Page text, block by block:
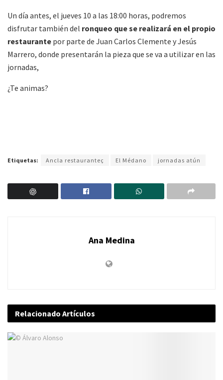
Un día antes, el jueves 10 a las 18:00 horas, podremos
disfrutar también del ronqueo que se realizará en el propio
restaurante por parte de Juan Carlos Clemente y Jesús
Marrero, donde presentarán la pieza que se va a utilizar en las
jornadas,
¿Te animas?
Etiquetas: Ancla restauranteç El Médano jornadas atún
Ana Medina
Relacionado Artículos